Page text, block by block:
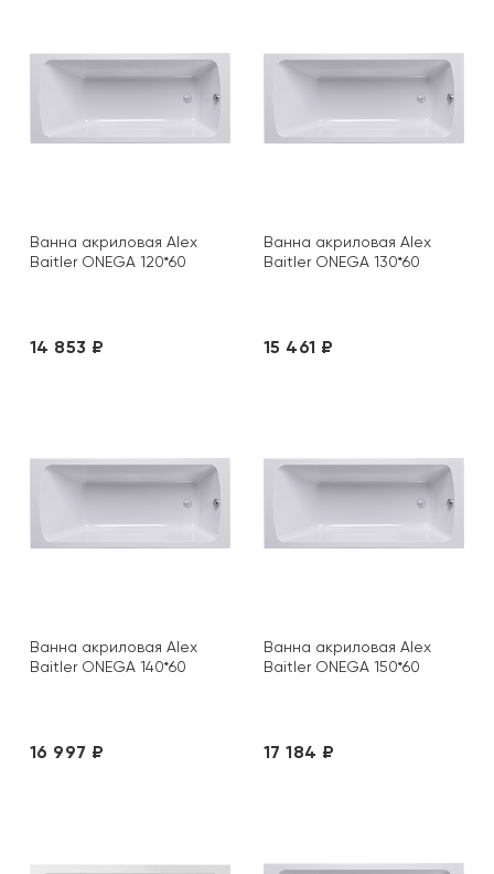
Ванна акриловая Alex
Baitler ONEGA 120*60
14 853 ₽
Ванна акриловая Alex
Baitler ONEGA 130*60
15 461 ₽
Ванна акриловая Alex
Baitler ONEGA 140*60
16 997 ₽
Ванна акриловая Alex
Baitler ONEGA 150*60
17 184 ₽